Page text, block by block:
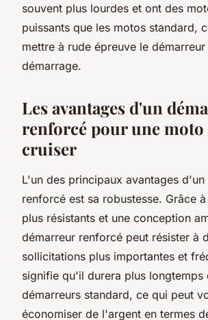
souvent plus lourdes et ont des
puissants que les motos standard,
mettre à rude épreuve le
démarrage.
Les avantages d'un
renforcé pour une moto
cruiser
L'un des principaux avantages d'un
renforcé est sa robustesse. Grâce
plus résistants et une conception
démarreur renforcé peut résister à
sollicitations plus importantes et
signifie qu'il durera plus longtemps
démarreurs standard, ce qui peut
économiser de l'argent en termes